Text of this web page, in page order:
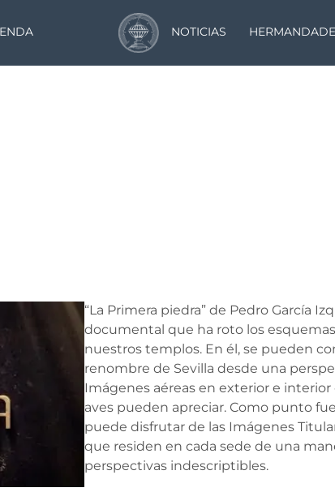
NOTICIAS
“La Primera piedra” de Pedro García
documental que ha roto los
nuestros templos. En él, se pueden
renombre de Sevilla desde una
Imágenes aéreas en exterior e
aves pueden apreciar. Como punto
puede disfrutar de las Imágenes
que residen en cada sede de una
perspectivas indescriptibles.